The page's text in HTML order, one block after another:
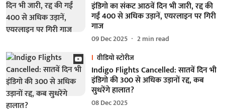
इंडिगो का संकट आठवें दिन भी जारी, रद्द की
गईं 400 से अधिक उड़ानें, एयरलाइन पर गिरी
गाज
09 Dec 2025 2min read
वीडियो स्टोरीज
Indigo Flights Cancelled: सातवें दिन भी
इंडिगो की 300 से अधिक उड़ानों रद्द, कब
सुधरेंगे हालात?
08 Dec 2025